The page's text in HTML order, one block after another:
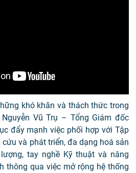
khó khăn và thách thức trong
Vũ Trụ – Tổng Giám đốc
đẩy mạnh việc phối hợp với Tập
cứu và phát triển, đa dạng hoá sản
tay nghề Kỹ thuật và nâng
thông qua việc mở rộng hệ thống